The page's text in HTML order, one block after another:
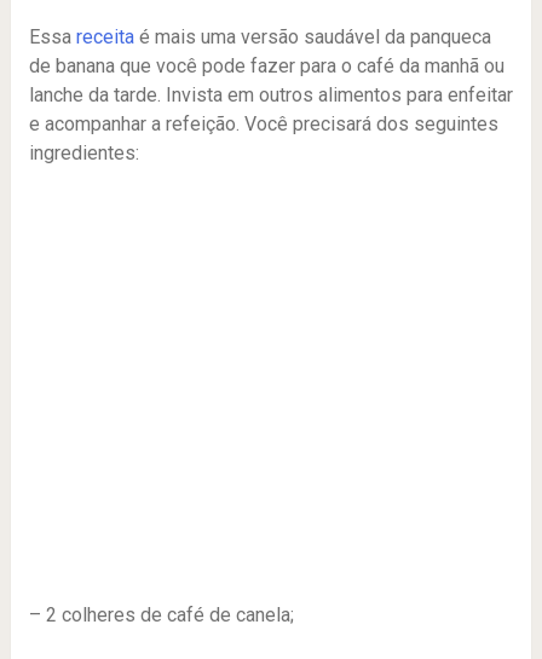
Essa receitaé mais uma versão saudável da panqueca
de banana que você pode fazer para o café da manhã ou
lanche da tarde. Invista em outros alimentos para enfeitar
e acompanhar a refeição. Você precisará dos seguintes
ingredientes:
– 2 colheres de café de canela;